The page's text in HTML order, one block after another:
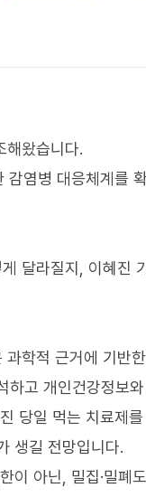
해왔습니다.
염병 대응체계를
달라질지, 이혜진
학적 근거에 기반
하고 개인건강정보
당일 먹는 치료제
생길 전망입니다.
이 아닌, 밀집·밀폐